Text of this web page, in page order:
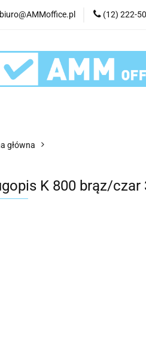
biuro@AMMoffice.pl (12) 222-
Kategorie
główna
K 800 brąz/czar